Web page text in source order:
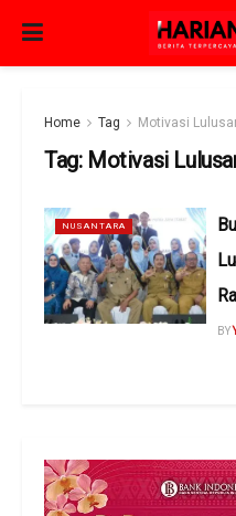
Home Tag Motivasi
Tag: Motivasi
NUSANTARA
BY